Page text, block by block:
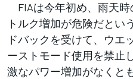
FIAは今年初め、雨天
トルク増加が危険だとい
ドバックを受けて、ウエ
ーストモード使用を禁止
激なパワー増加がなくと